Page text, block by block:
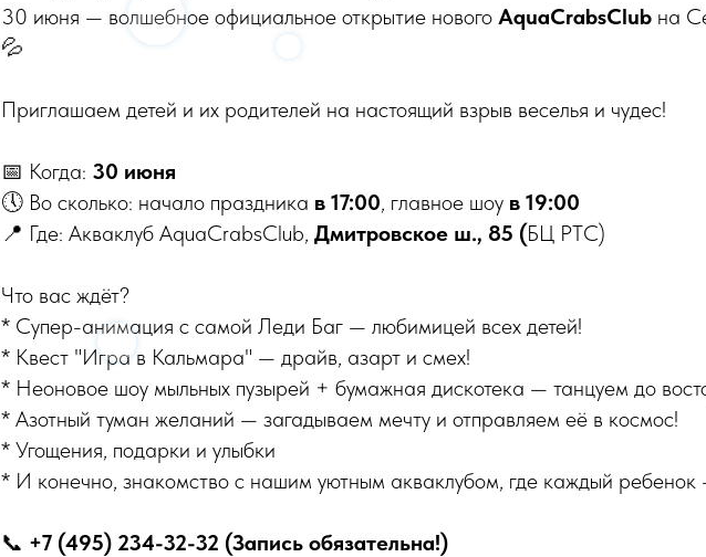
30 июня — волшебное официальное открытие нового AquaCrabsClub на
💦
Приглашаем детей и их родителей на настоящий взрыв веселья и чудес!
📅 Когда: 30 июня
🕔 Во сколько: начало праздника в 17:00, главное шоу в 19:00
📍 Где: Акваклуб AquaCrabsClub, Дмитровское ш., 85 (БЦ РТС)
Что вас ждёт?
* Супер-анимация с самой Леди Баг — любимицей всех детей!
* Квест "Игра в Кальмара" — драйв, азарт и смех!
* Неоновое шоу мыльных пузырей + бумажная дискотека — танцуем до
* Азотный туман желаний — загадываем мечту и отправляем её в космос!
* Угощения, подарки и улыбки
* И конечно, знакомство с нашим уютным акваклубом, где каждый
📞 ‪+7 (495) 234-32-32‬ (Запись обязательна!)